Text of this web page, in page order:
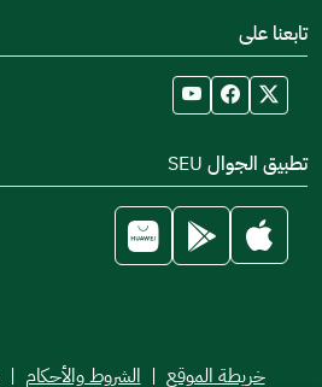
تابعنا على
تطبيق الجوال SEU
خريطة الموقع | الشروط والأحكام |